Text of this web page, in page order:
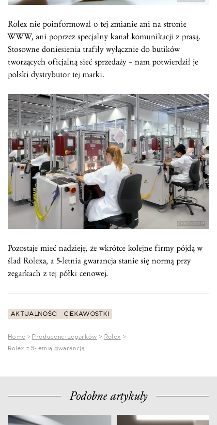
Rolex nie poinformował o tej zmianie ani na stronie
WWW, ani poprzez specjalny kanał komunikacji z prasą.
Stosowne doniesienia trafiły wyłącznie do butików
tworzących oficjalną sieć sprzedaży – nam potwierdził je
polski dystrybutor tej marki.
Pozostaje mieć nadzieję, że wkrótce kolejne firmy pójdą w
ślad Rolexa, a 5-letnia gwarancja stanie się normą przy
zegarkach z tej półki cenowej.
AKTUALNOŚCI CIEKAWOSTKI
Home > Producenci zegarków > Rolex >
Rolex z 5-letnią gwarancją!
Podobne artykuły